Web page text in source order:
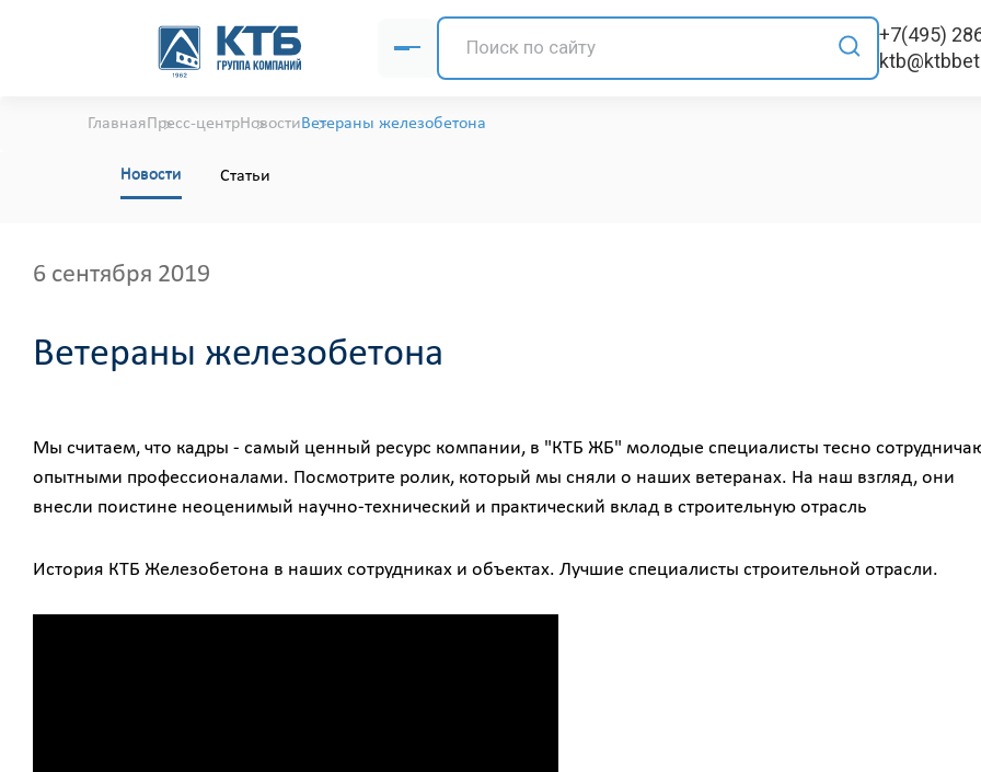
+7(495)
ГлавнаяПресс-центрНовостиВетераны железобетона
Новости Статьи
6 сентября 2019
Ветераны железобетона
Мы считаем, что кадры - самый ценный ресурс компании, в "КТБ ЖБ" молодые специалисты тесно
опытными профессионалами. Посмотрите ролик, который мы сняли о наших ветеранах. На наш взгляд, они
внесли поистине неоценимый научно-технический и практический вклад в строительную отрасль
История КТБ Железобетона в наших сотрудниках и объектах. Лучшие специалисты строительной отрасли.